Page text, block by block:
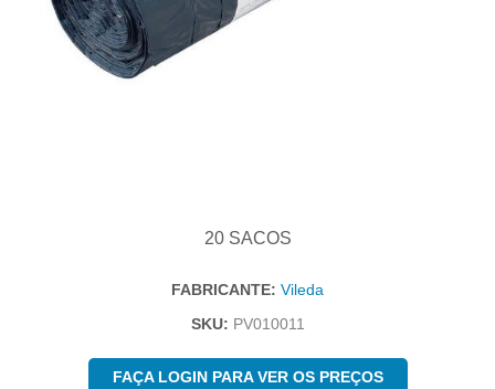
20 SACOS
FABRICANTE: Vileda
SKU: PV010011
FAÇA LOGIN PARA VER OS PREÇOS